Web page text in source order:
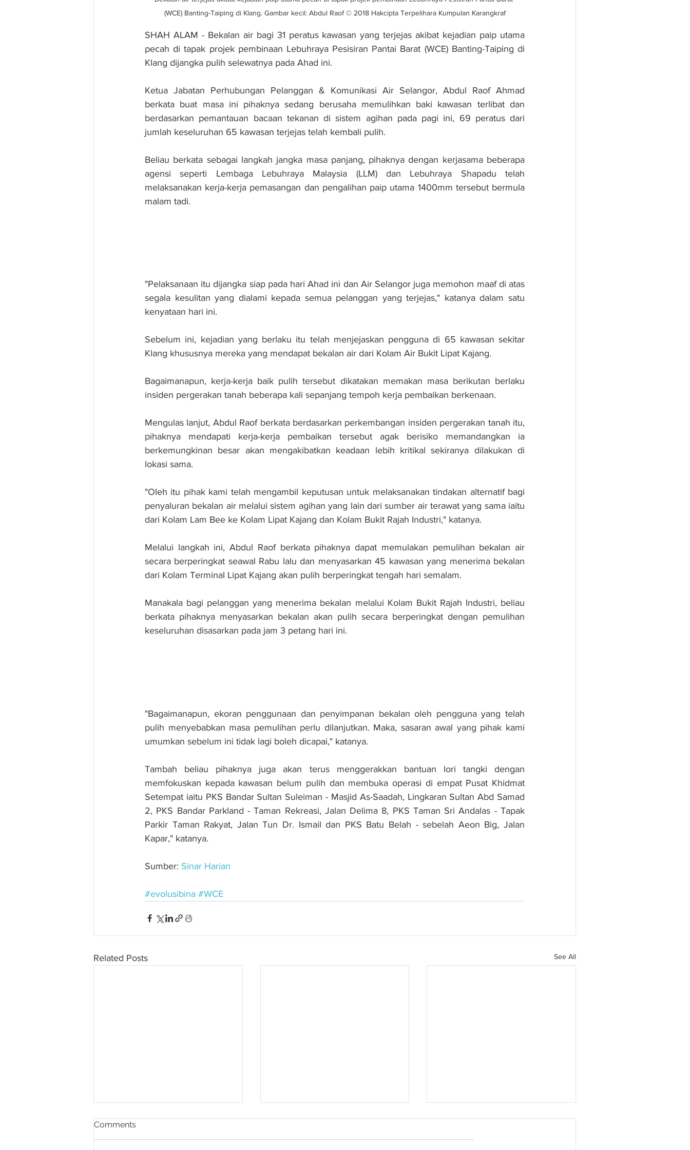
(WCE) Banting-Taiping di Klang. Gambar kecil: Abdul Raof © 2018 Hakcipta Terpelihara Kumpulan Karangkraf
SHAH ALAM - Bekalan air bagi 31 peratus kawasan yang terjejas akibat kejadian paip utama
pecah di tapak projek pembinaan Lebuhraya Pesisiran Pantai Barat (WCE) Banting-Taiping di
Klang dijangka pulih selewatnya pada Ahad ini.
Ketua Jabatan Perhubungan Pelanggan & Komunikasi Air Selangor, Abdul Raof Ahmad
berkata buat masa ini pihaknya sedang berusaha memulihkan baki kawasan terlibat dan
berdasarkan pemantauan bacaan tekanan di sistem agihan pada pagi ini, 69 peratus dari
jumlah keseluruhan 65 kawasan terjejas telah kembali pulih.
Beliau berkata sebagai langkah jangka masa panjang, pihaknya dengan kerjasama beberapa
agensi seperti Lembaga Lebuhraya Malaysia (LLM) dan Lebuhraya Shapadu telah
melaksanakan kerja-kerja pemasangan dan pengalihan paip utama 1400mm tersebut bermula
malam tadi.
"Pelaksanaan itu dijangka siap pada hari Ahad ini dan Air Selangor juga memohon maaf di atas
segala kesulitan yang dialami kepada semua pelanggan yang terjejas," katanya dalam satu
kenyataan hari ini.
Sebelum ini, kejadian yang berlaku itu telah menjejaskan pengguna di 65 kawasan sekitar
Klang khususnya mereka yang mendapat bekalan air dari Kolam Air Bukit Lipat Kajang.
Bagaimanapun, kerja-kerja baik pulih tersebut dikatakan memakan masa berikutan berlaku
insiden pergerakan tanah beberapa kali sepanjang tempoh kerja pembaikan berkenaan.
Mengulas lanjut, Abdul Raof berkata berdasarkan perkembangan insiden pergerakan tanah itu,
pihaknya mendapati kerja-kerja pembaikan tersebut agak berisiko memandangkan ia
berkemungkinan besar akan mengakibatkan keadaan lebih kritikal sekiranya dilakukan di
lokasi sama.
"Oleh itu pihak kami telah mengambil keputusan untuk melaksanakan tindakan alternatif bagi
penyaluran bekalan air melalui sistem agihan yang lain dari sumber air terawat yang sama iaitu
dari Kolam Lam Bee ke Kolam Lipat Kajang dan Kolam Bukit Rajah Industri," katanya.
Melalui langkah ini, Abdul Raof berkata pihaknya dapat memulakan pemulihan bekalan air
secara berperingkat seawal Rabu lalu dan menyasarkan 45 kawasan yang menerima bekalan
dari Kolam Terminal Lipat Kajang akan pulih berperingkat tengah hari semalam.
Manakala bagi pelanggan yang menerima bekalan melalui Kolam Bukit Rajah Industri, beliau
berkata pihaknya menyasarkan bekalan akan pulih secara berperingkat dengan pemulihan
keseluruhan disasarkan pada jam 3 petang hari ini.
"Bagaimanapun, ekoran penggunaan dan penyimpanan bekalan oleh pengguna yang telah
pulih menyebabkan masa pemulihan perlu dilanjutkan. Maka, sasaran awal yang pihak kami
umumkan sebelum ini tidak lagi boleh dicapai," katanya.
Tambah beliau pihaknya juga akan terus menggerakkan bantuan lori tangki dengan
memfokuskan kepada kawasan belum pulih dan membuka operasi di empat Pusat Khidmat
Setempat iaitu PKS Bandar Sultan Suleiman - Masjid As-Saadah, Lingkaran Sultan Abd Samad
2, PKS Bandar Parkland - Taman Rekreasi, Jalan Delima 8, PKS Taman Sri Andalas - Tapak
Parkir Taman Rakyat, Jalan Tun Dr. Ismail dan PKS Batu Belah - sebelah Aeon Big, Jalan
Kapar," katanya.
Sumber: Sinar Harian
#evolusibina #WCE
Related Posts See All
Comments